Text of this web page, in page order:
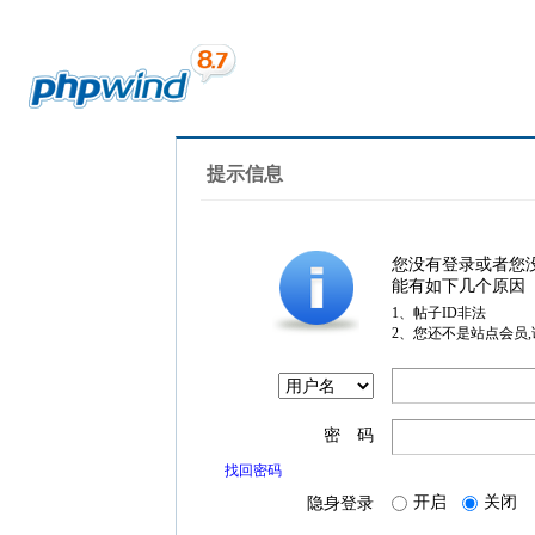
提示信息
您没有登录或者您
能有如下几个原因
1、帖子ID非法
2、您还不是站点会员
密 码
找回密码
隐身登录 开启 关闭